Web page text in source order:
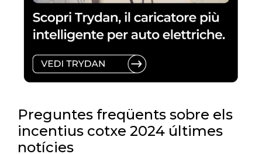
Preguntes freqüents sobre els
incentius cotxe 2024 últimes
notícies